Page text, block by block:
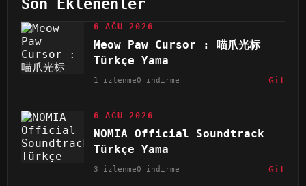
Son Eklenenler
6 AĞU 2026
Meow Paw Cursor : 喵爪光标
Türkçe Yama
1 izlenme0 indirme Git
6 AĞU 2026
NOMIA Official Soundtrack
Türkçe Yama
3 izlenme0 indirme Git